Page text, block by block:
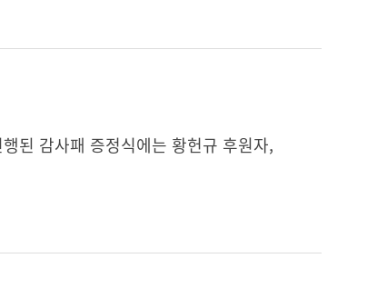
된 감사패 증정식에는 황헌규 후원자,